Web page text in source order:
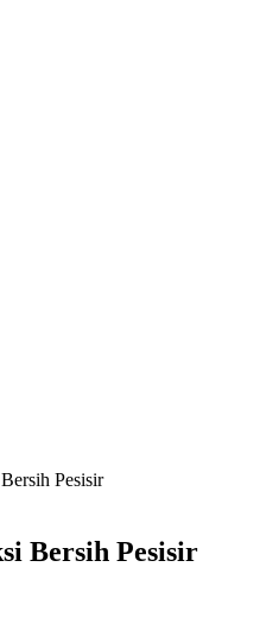
Pesisir
Bersih Pesisir